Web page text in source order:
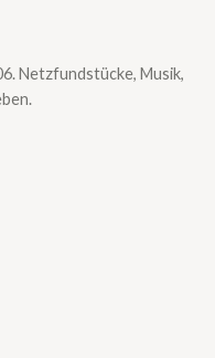
Netzfundstücke, Musik,